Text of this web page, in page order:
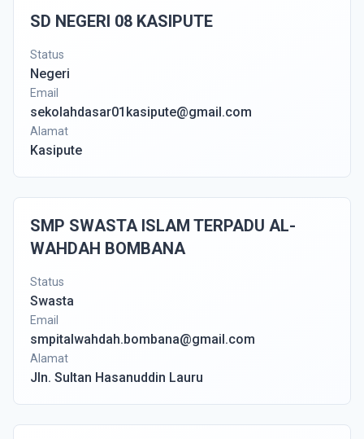
SD NEGERI 08 KASIPUTE
Status
Negeri
Email
sekolahdasar01kasipute@gmail.com
Alamat
Kasipute
SMP SWASTA ISLAM TERPADU AL-
WAHDAH BOMBANA
Status
Swasta
Email
smpitalwahdah.bombana@gmail.com
Alamat
Jln. Sultan Hasanuddin Lauru